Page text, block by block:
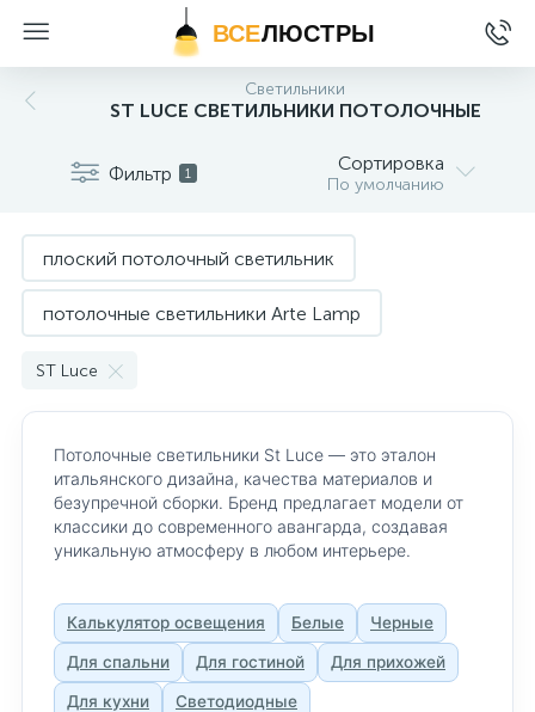
ВСЕЛЮСТРЫ
Светильники
ST LUCE СВЕТИЛЬНИКИ ПОТОЛОЧНЫЕ
Фильтр 1 Сортировка
По умолчанию
плоский потолочный светильник
потолочные светильники Arte Lamp
потолочные светильники Citilux
потолочные светильники Freya
потолочные светильники Lightstar
потолочные светильники Odeon Light
потолочные светильники ST Luce
ST Luce
Потолочные светильники St Luce — это эталон
итальянского дизайна, качества материалов и
безупречной сборки. Бренд предлагает модели от
классики до современного авангарда, создавая
уникальную атмосферу в любом интерьере.
Калькулятор освещения Белые Черные
Для спальни Для гостиной Для прихожей
Для кухни Светодиодные